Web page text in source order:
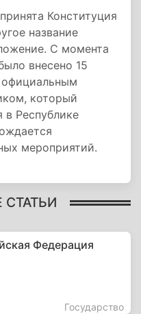
Конституция
название
С момента
внесено 15
официальным
который
в Республике
мероприятий.
Федерация
Государство